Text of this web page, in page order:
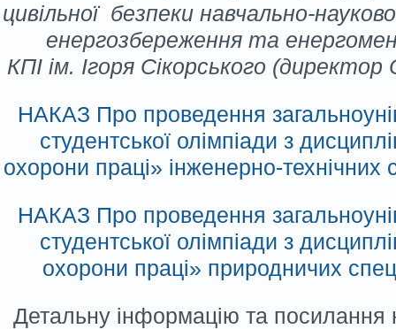
цивільної безпеки навчально-
енергозбереження та
КПІ ім. Ігоря Сікорського
НАКАЗ Про проведення
студентської олімпіади з
охорони праці» інженерно-технічних
НАКАЗ Про проведення
студентської олімпіади з
охорони праці» природничих
Детальну інформацію та посилання